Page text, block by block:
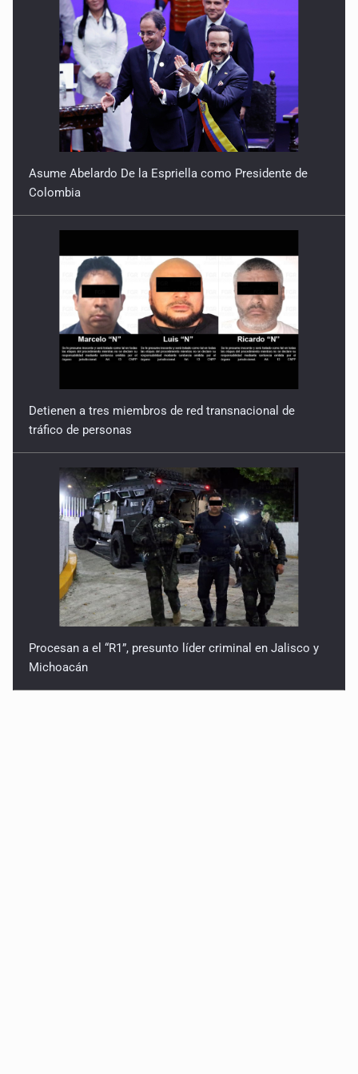
Asume Abelardo De la Espriella como Presidente de
Colombia
Detienen a tres miembros de red transnacional de
tráfico de personas
Procesan a el “R1”, presunto líder criminal en Jalisco y
Michoacán